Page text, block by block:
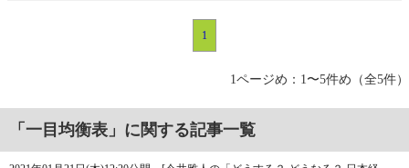
1
1ページめ：1〜5件め（全5件）
「一目均衡表」に関する記事一覧